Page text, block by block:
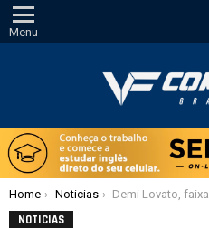
Menu
Você está aqui:
Home Noticias Demi Lovato, faixa-roxa de Jiu-Jitsu, conta como incluiu a prática do esporte na sua rotina de celebridade
NOTICIAS